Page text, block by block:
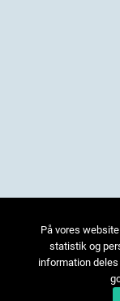
På vores
statistik og
information